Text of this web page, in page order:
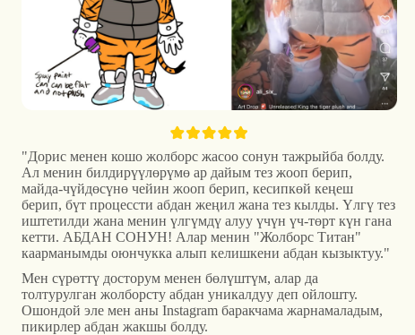
"Дорис менен кошо жолборс жасоо сонун тажрыйба болду.
Ал менин билдирүүлөрүмө ар дайым тез жооп берип,
майда-чүйдөсүнө чейин жооп берип, кесипкөй кеңеш
берип, бүт процессти абдан жеңил жана тез кылды. Үлгү тез
иштетилди жана менин үлгүмдү алуу үчүн үч-төрт күн гана
кетти. АБДАН СОНУН! Алар менин "Жолборс Титан"
каарманымды оюнчукка алып келишкени абдан кызыктуу."
Мен сүрөттү досторум менен бөлүштүм, алар да
толтурулган жолборсту абдан уникалдуу деп ойлошту.
Ошондой эле мен аны Instagram баракчама жарнамаладым,
пикирлер абдан жакшы болду.